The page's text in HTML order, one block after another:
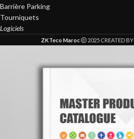
Barrière Parking
Tourniquets
Logiciels
ZKTeco Maroc 2025 CREATED BY